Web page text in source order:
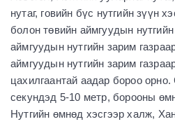
нутаг, говийн бүс нутгийн зүүн
болон төвийн аймгуудын
аймгуудын нутгийн зарим
аймгуудын нутгийн зарим
цахилгаантай аадар бороо
секундэд 5-10 метр, борооны
Нутгийн өмнөд хэсгээр халж,